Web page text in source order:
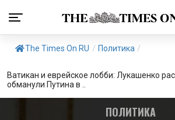
The Times On RU / Политика /
Ватикан и еврейское лобби: Лукашенко
обманули Путина в ..
ПОЛИТИКА